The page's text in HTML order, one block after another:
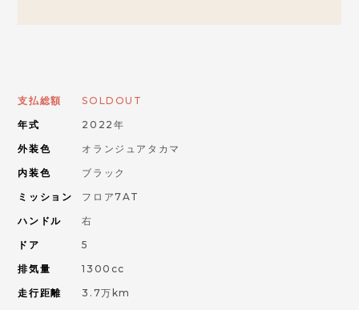
IMPORT CAR
輸入車
PIKE CAR
パイクカー
支払総額
年式
外装色
内装色
ミッション
ハンドル
ドア
排気量
走行距離
SOLDOUT
2022年
オランジュアタカマ
ブラック
フロア7AT
右
5
1300cc
3.7万km